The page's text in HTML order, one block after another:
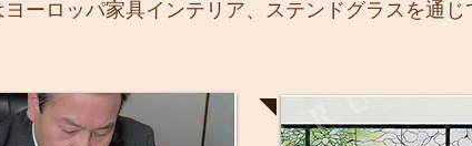
ーロッパ家具インテリア、ステンドグラスを通